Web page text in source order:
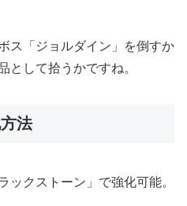
ス「ジョルダイン」を倒すか
として拾うかですね。
法
ックストーン」で強化可能。